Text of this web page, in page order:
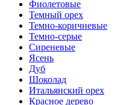
Фиолетовые
Темный орех
Темно-коричневые
Темно-серые
Сиреневые
Ясень
Дуб
Шоколад
Итальянский орех
Красное дерево